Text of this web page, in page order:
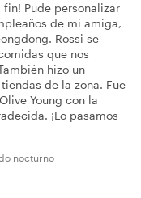
Pude personalizar
de mi amiga,
Rossi se
que nos
hizo un
de la zona. Fue
Young con la
¡Lo pasamos
nocturno